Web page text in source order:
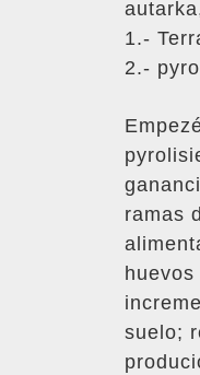
1.-
2.-
ramas
suelo;